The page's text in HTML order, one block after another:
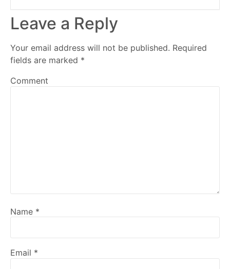
Leave a Reply
Your email address will not be published. Required
fields are marked *
Comment
Name *
Email *